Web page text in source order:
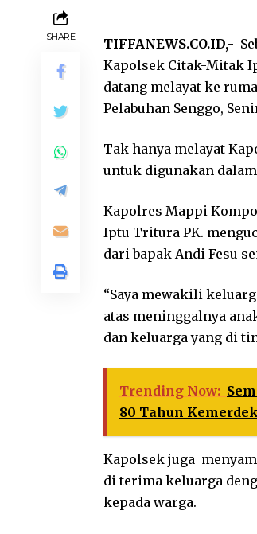
SHARE TIFFANEWS.CO.ID,-
Kapolsek Citak-Mitak
datang melayat ke
Pelabuhan Senggo,
Tak hanya melayat
untuk digunakan
Kapolres Mappi
Iptu Tritura PK.
dari bapak Andi Fesu
“Saya mewakili
atas meninggalnya
dan keluarga yang di
Trending Now:
80 Tahun
Kapolsek juga
di terima keluarga
kepada warga.